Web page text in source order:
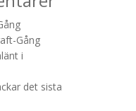
Gång
i
det sista